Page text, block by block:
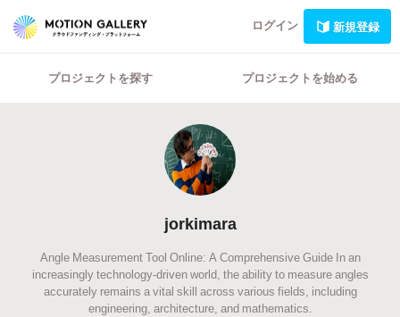
ログイン 新規登録
プロジェクトを探す プロジェクトを始める
jorkimara
Angle Measurement Tool Online: A Comprehensive Guide In an
increasingly technology-driven world, the ability to measure angles
accurately remains a vital skill across various fields, including
engineering, architecture, and mathematics.